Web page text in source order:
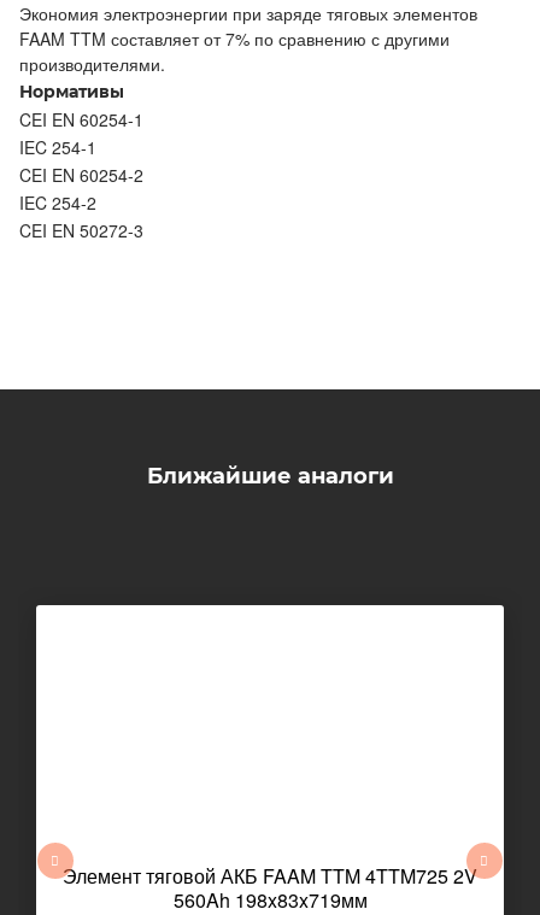
Экономия электроэнергии при заряде тяговых элементов
FAAM TTM составляет от 7% по сравнению с другими
производителями.
Нормативы
CEI EN 60254-1
IEC 254-1
CEI EN 60254-2
IEC 254-2
CEI EN 50272-3
Ближайшие аналоги
Элемент тяговой АКБ FAAM TTM 4TTM725 2V
560Ah 198x83x719мм